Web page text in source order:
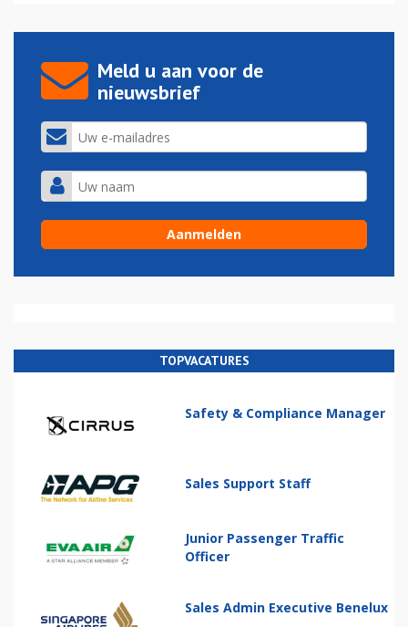
Meld u aan voor de
nieuwsbrief
TOPVACATURES
Safety & Compliance Manager
Sales Support Staff
Junior Passenger Traffic
Officer
Sales Admin Executive Benelux